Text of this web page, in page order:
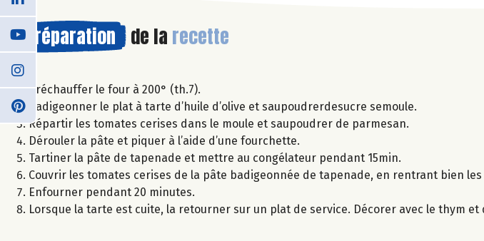
Préparation de la recette
Préchauffer le four à 200° (th.7).
Badigeonner le plat à tarte d’huile d’olive et saupoudrerdesucre semoule.
Répartir les tomates cerises dans le moule et saupoudrer de parmesan.
Dérouler la pâte et piquer à l’aide d’une fourchette.
Tartiner la pâte de tapenade et mettre au congélateur pendant 15min.
Couvrir les tomates cerises de la pâte badigeonnée de tapenade, en rentrant bien
Enfourner pendant 20 minutes.
Lorsque la tarte est cuite, la retourner sur un plat de service. Décorer avec le thym